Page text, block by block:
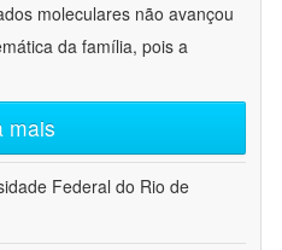
moleculares não avançou
da família, pois a
mais
Federal do Rio de